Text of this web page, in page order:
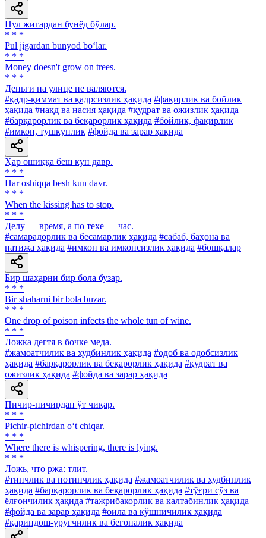
Пул жигардан бунёд бўлар.
* * *
Pul jigardan bunyod bo‘lar.
* * *
Money doesn't grow on trees.
* * *
Деньги на улице не валяются.
#қадр-қиммат ва қадрсизлик ҳақида #фақирлик ва бойлик
ҳақида #нақд ва насия ҳақида #қудрат ва ожизлик ҳақида
#барқарорлик ва беқарорлик ҳақида #бойлик, фақирлик
#имкон, тушкунлик #фойда ва зарар ҳақида
Ҳар ошиққа беш кун давр.
* * *
Har oshiqqa besh kun davr.
* * *
When the kissing has to stop.
* * *
Делу — время, а по техе — час.
#самарадорлик ва бесамарлик ҳақида #сабаб, баҳона ва
натижа ҳақида #имкон ва имконсизлик ҳақида #бошқалар
Бир шаҳарни бир бола бузар.
* * *
Bir shaharni bir bola buzar.
* * *
One drop of poison infects the whole tun of wine.
* * *
Ложка дегтя в бочке меда.
#жамоатчилик ва худбинлик ҳақида #одоб ва одобсизлик
ҳақида #барқарорлик ва беқарорлик ҳақида #қудрат ва
ожизлик ҳақида #фойда ва зарар ҳақида
Пичир-пичирдан ўт чиқар.
* * *
Pichir-pichirdan o‘t chiqar.
* * *
Where there is whispering, there is lying.
* * *
Ложь, что ржа: тлит.
#тинчлик ва нотинчлик ҳақида #жамоатчилик ва худбинлик
ҳақида #барқарорлик ва беқарорлик ҳақида #тўғри сўз ва
ёлғончилик ҳақида #тажрибакорлик ва калтабинлик ҳақида
#фойда ва зарар ҳақида #оила ва қўшничилик ҳақида
#қариндош-уруғчилик ва бегоналик ҳақида